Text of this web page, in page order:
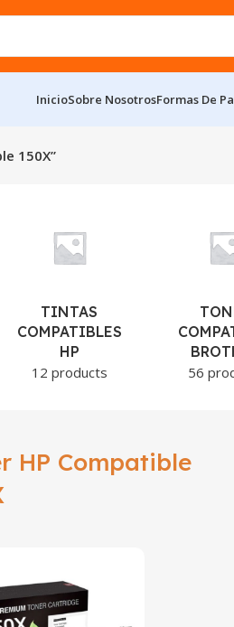
InicioSobre NosotrosFormas De
150X”
TINTAS
COMPATIBLES
HP
12 products
56
HP Compatible